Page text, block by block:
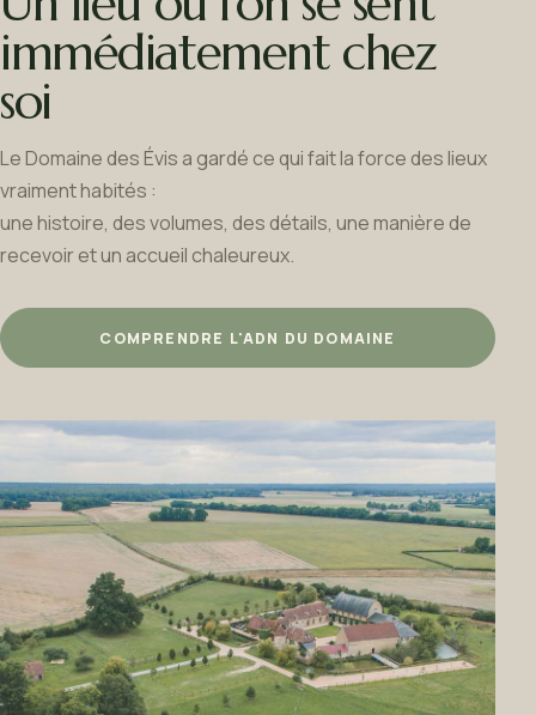
immédiatement chez
soi
Le Domaine des Évis a gardé ce qui fait la force des lieux
vraiment habités :
une histoire, des volumes, des détails, une manière de
recevoir et un accueil chaleureux.
COMPRENDRE L'ADN DU DOMAINE